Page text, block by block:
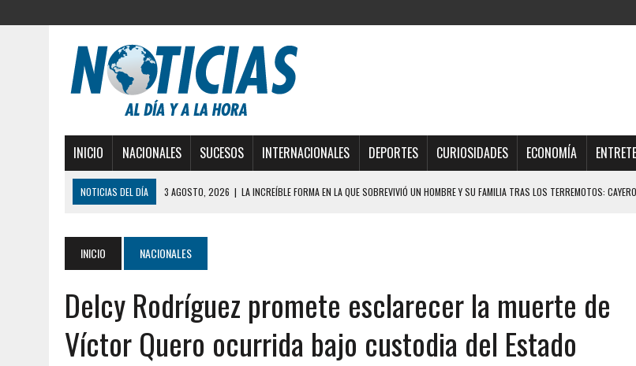
INICIO NACIONALES SUCESOS INTERNACIONALES DEPORTES CURIOSIDADES ECONOMÍA
NOTICIAS DEL DÍA 3 AGOSTO, 2026 | YARACUY: INTENTÓ DESCONECTAR SU NEVERA MIENTRAS LA CASA SE INUNDABA
2 AGOSTO, 2026 | FALCÓN: MUJER ATACÓ CON UN CUCHILLO A SUS HIJOS, UNO PERDIÓ LA VIDA
2 AGOSTO, 2026
CONMOCIÓN EN CHILE POR BRUTAL CRIMEN CONTRA ADOLESCENTE VENEZOLANO: AUTOR MATERIAL SE MANTIENE EN FUGA
6 AGOSTO, 2026 | BARINAS: ADOLESCENTE SE QUITÓ LA VIDA TRAS SER ACOSADA Y ABUSADA POR LA PAREJA DE SU ABUELA
6 AGOSTO, 2026
CONMOCIÓN EN COLORADO POR ASESINATO DE UNA ADOLESCENTE VENEZOLANA EN REUNIÓN CON AMIGOS
INICIO NACIONALES
Delcy Rodríguez promete esclarecer la muerte de
Víctor Quero ocurrida bajo custodia del Estado